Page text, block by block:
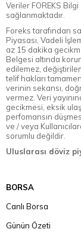
Veriler FOREKS
sağlanmaktadır.
Foreks tarafından
Piyasası, Vadeli
az 15 dakika
Belgesi altında
edilemez,
telif hakları
verinin sekansı,
vermez. Veri
gecikmesi, eksik
perfomansın
ve / veya
sorumlu değildir.
Uluslarası döviz
BORSA
Canlı Borsa
Günün Özeti